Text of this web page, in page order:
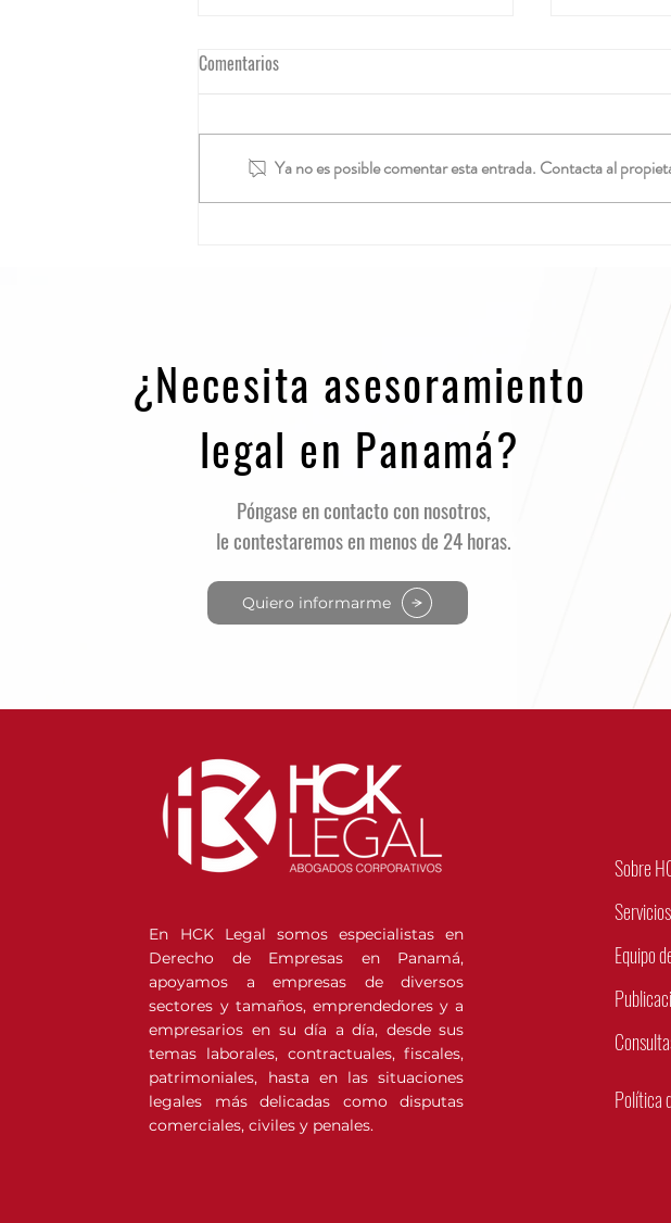
Comentarios
Ya no es posible comentar esta entrada. Contacta al
¿Necesita asesoramiento
legal en Panamá?
Póngase en contacto con nosotros,
le contestaremos en menos de 24 horas.
Quiero informarme
En HCK Legal somos especialistas en
Derecho de Empresas en Panamá,
apoyamos a empresas de diversos
sectores y tamaños, emprendedores y a
empresarios en su día a día, desde sus
temas laborales, contractuales, fiscales,
patrimoniales, hasta en las situaciones
legales más delicadas como disputas
comerciales, civiles y penales.
Sobre
Servicios
Equipo
Política